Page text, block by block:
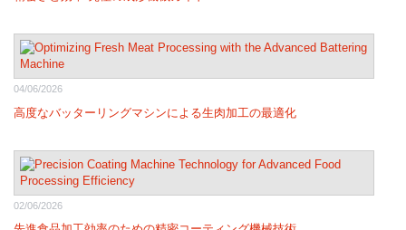
04/06/2026
高度なバッターリングマシンによる生肉加工の最適化
02/06/2026